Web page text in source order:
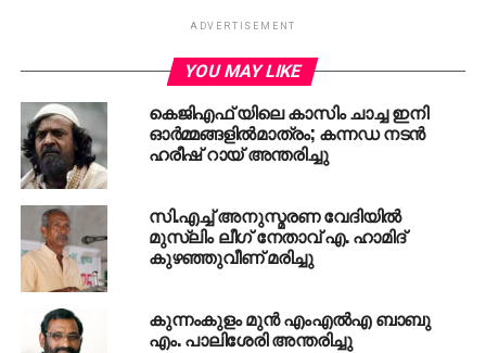
ആഗാ ഖാന്‍ പ്രോഗ്രാം ഫോര്‍ ഇസ്‌ലാമിക്
ആര്‍ക്കിടെക്ചര്‍, മസാചുസറ്റ്‌സ് ഇന്‍സ്റ്റിറ്റ്യൂട്ട് ഓഫ്
ടെക്‌നോളജി എന്നിവക്ക് സാമ്പത്തിക സഹായം നല്‍കി
വരുന്നുണ്ട്. ഡല്‍ഹിയിലെ ഹുമയൂണ്‍ ശവകുടീരം
നവീകരണത്തിലും ആഗാ ഖാന്‍ ട്രസ്റ്റ് പ്രധാന
പങ്കുവഹിച്ചു.
ആറ് ബില്യണ്‍ പൗണ്ട് ആസ്തിയുള്ള ആഗാ ഖാന്
അറൂന്നൂറോളം പന്തയക്കുതിരകള്‍ സ്വന്തമായുണ്ട്.
ബഹാമാസിലെ സ്വകാര്യ ദ്വീപ് അടക്കം അഞ്ച്
ഭൂഖണ്ഡങ്ങളില്‍ സ്വന്തമായി വീടുകളുണ്ട്.
ADVERTISEMENT
YOU MAY LIKE
കെജിഎഫ് യിലെ കാസിം ചാച്ച ഇനി
ഓര്‍മ്മങ്ങളില്‍മാത്രം; കന്നഡ നടന്‍
ഹരീഷ് റായ് അന്തരിച്ചു
സി.എച്ച് അനുസ്മരണ വേദിയില്‍
മുസ്ലിം ലീഗ് നേതാവ് എ. ഹാമിദ്
കുഴഞ്ഞുവീണ് മരിച്ചു
കുന്നംകുളം മുൻ എംഎൽഎ ബാബു
എം. പാലിശേരി അന്തരിച്ചു